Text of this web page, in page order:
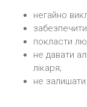
негайно
покласти
не давати
лікаря;
не